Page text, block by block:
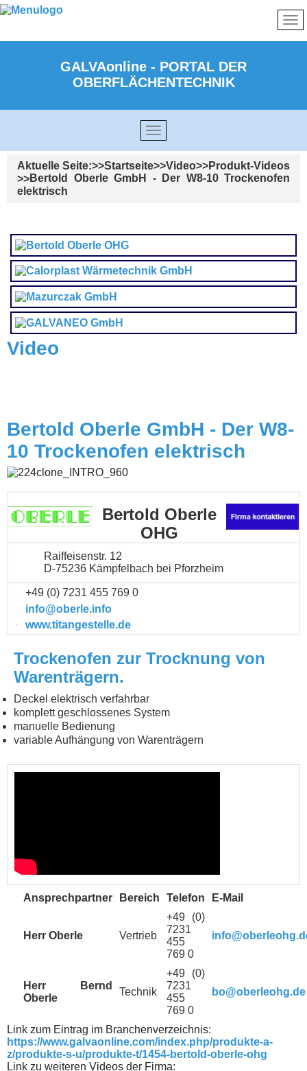
GALVAonline - PORTAL DER
OBERFLÄCHENTECHNIK
Aktuelle Seite: Startseite Video
Produkt-Videos
Bertold Oberle GmbH - Der W8-10 Trockenofen
elektrisch
Video
Bertold Oberle GmbH - Der W8-
10 Trockenofen elektrisch
Bertold Oberle
OHG
Raiffeisenstr. 12
D-75236 Kämpfelbach bei Pforzheim
+49 (0) 7231 455 769 0
info@oberle.info
www.titangestelle.de
Trockenofen zur Trocknung von
Warenträgern.
Deckel elektrisch verfahrbar
komplett geschlossenes System
manuelle Bedienung
variable Aufhängung von Warenträgern
Ansprechpartner Bereich Telefon E-Mail
Herr Oberle Vertrieb
+49 (0)
7231
455
769 0
Herr Bernd
Oberle
Technik
+49 (0)
7231
455
769 0
bo@oberleohg.de
Link zum Eintrag im Branchenverzeichnis:
https://www.galvaonline.com/index.php/produkte-a-
z/produkte-s-u/produkte-t/1454-bertold-oberle-ohg
Link zu weiteren Videos der Firma: